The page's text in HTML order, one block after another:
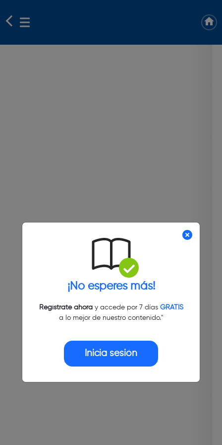
¡No esperes más!
Regístrate ahoray accede por 7 días GRATIS
a lo mejor de nuestro contenido."
Inicia sesión